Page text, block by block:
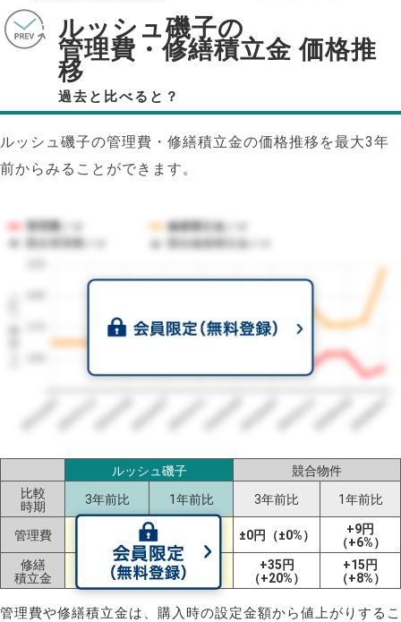
ルッシュ磯子の
管理費・修繕積立金 価格推
移
過去と比べると？
ルッシュ磯子の管理費・修繕積立金の価格推移を最大3年
前からみることができます。
1㎡単価（円）
管理費／㎡
修繕積立金／㎡
競合管理費／㎡
競合修繕積立金／㎡
2023/072023/112024/032024/072024/112025/032025/072025/112026/032026/07
ルッシュ磯子
競合物件
比較
時期
3年前比 1年前比 3年前比 1年前比
管理費
（-13%）
-2円（-1%） ±0円（±0%）
+9円
（+6%）
修繕
積立金
+57円
（+35%）
+29円
（+15%）
+35円
（+20%）
+15円
（+8%）
管理費や修繕積立金は、購入時の設定金額から値上がりするこ